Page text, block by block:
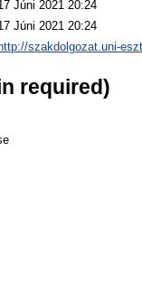
Júni 2021 20:24
Júni 2021 20:24
http://szakdolgozat.uni-
required)